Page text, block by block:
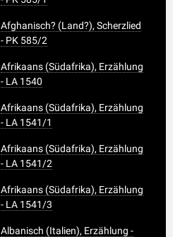
Afghanisch? (Land?), Scherzlied
- PK 585/2
Afrikaans (Südafrika), Erzählung
- LA 1540
Afrikaans (Südafrika), Erzählung
- LA 1541/1
Afrikaans (Südafrika), Erzählung
- LA 1541/2
Afrikaans (Südafrika), Erzählung
- LA 1541/3
Albanisch (Italien), Erzählung -